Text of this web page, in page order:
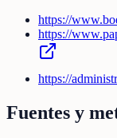
https://
https://
https://
Fuentes y